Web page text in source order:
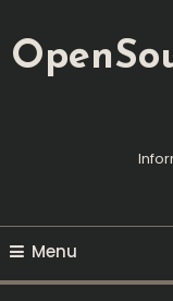
To
Content
Menu